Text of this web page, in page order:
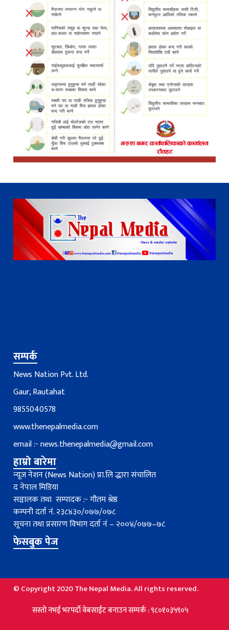
सम्पर्क
News Nation Pvt. Ltd.
Gaur, Rautahat
9855040578
www.thenepalmedia.com
email :-news.thenepalmedia@gmail.com
हाम्रो बारेमा
न्यूज नेशन (News Nation) प्रा.लि द्धारा संचालित
द नेपाल मिडिया
सञ्चालक तथा सम्पादक :- गौतम श्रेष्ठ
कम्पनी दर्ता नं. २३८४३०/०७७/०७८
सूचना तथा प्रसारण विभाग दर्ता नंं – २००४/०७७–७८
फेसबुक पेज
© Copyright 2020 The Nepal Media. All rights reserved.
नभई भरपर्दाे वेबसाईट बनाउन सम्पर्क : ९८०१०३५९०५